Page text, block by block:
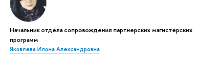
Начальник отдела сопровождения партнерских магистерских
программ
Яковлева Илона Александровна